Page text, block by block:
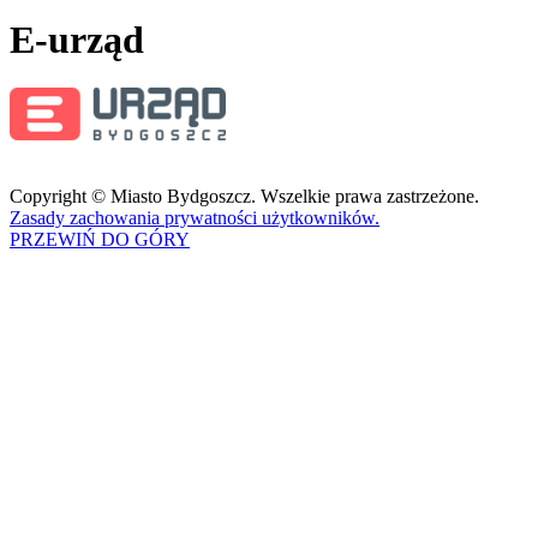
E-urząd
Copyright © Miasto Bydgoszcz. Wszelkie prawa zastrzeżone.
Zasady zachowania prywatności użytkowników.
PRZEWIŃ DO GÓRY